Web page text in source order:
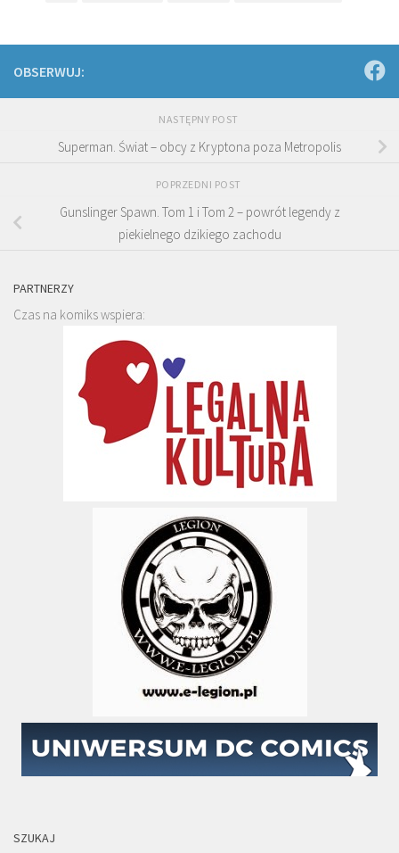
OBSERWUJ:
NASTĘPNY POST
Superman. Świat – obcy z Kryptona poza Metropolis
POPRZEDNI POST
Gunslinger Spawn. Tom 1 i Tom 2 – powrót legendy z
piekielnego dzikiego zachodu
PARTNERZY
Czas na komiks wspiera:
SZUKAJ